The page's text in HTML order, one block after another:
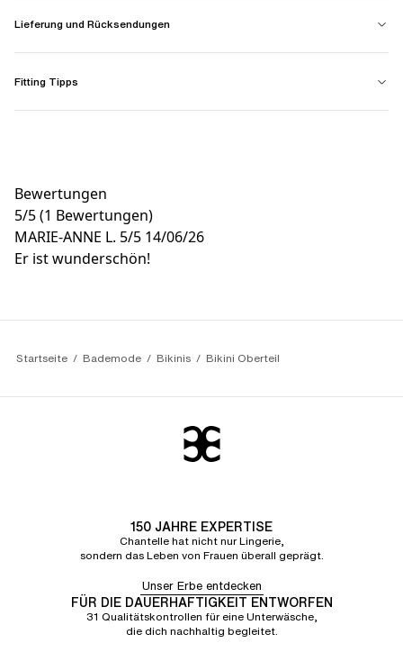
Lieferung und Rücksendungen
Fitting Tipps
Bewertungen
5/5(1 Bewertungen)
MARIE-ANNE L. 5/5 14/06/26
Er ist wunderschön!
Startseite Bademode Bikinis Bikini Oberteil
150 JAHRE EXPERTISE
Chantelle hat nicht nur Lingerie,
sondern das Leben von Frauen überall geprägt.
Unser Erbe entdecken
FÜR DIE DAUERHAFTIGKEIT ENTWORFEN
31 Qualitätskontrollen für eine Unterwäsche,
die dich nachhaltig begleitet.